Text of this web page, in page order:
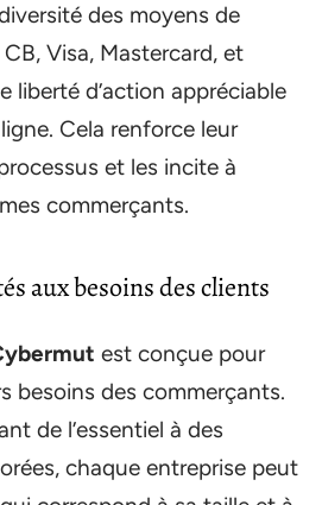
des moyens de
Visa, Mastercard, et
liberté d’action appréciable
Cela renforce leur
et les incite à
commerçants.
aux besoins des clients
est conçue pour
besoins des commerçants.
de l’essentiel à des
chaque entreprise peut